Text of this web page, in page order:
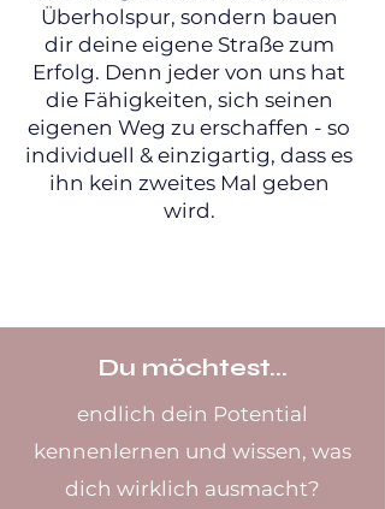
Überholspur, sondern bauen
dir deine eigene Straße zum
Erfolg. Denn jeder von uns hat
die Fähigkeiten, sich seinen
eigenen Weg zu erschaffen - so
individuell & einzigartig, dass es
ihn kein zweites Mal geben
wird.
Du möchtest...
endlich dein Potential
kennenlernen und wissen, was
dich wirklich ausmacht?